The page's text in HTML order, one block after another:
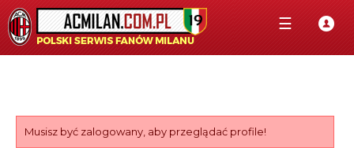
☰
Musisz być zalogowany, aby przeglądać profile!